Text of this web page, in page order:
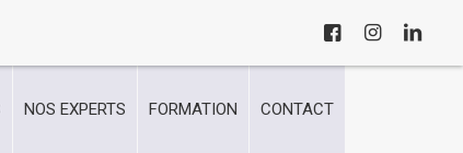
NOS EXPERTS FORMATION CONTACT